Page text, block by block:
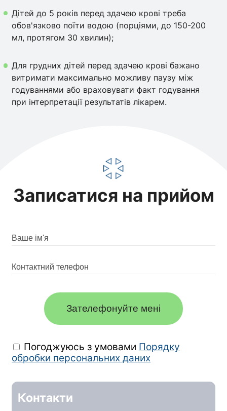
Дітей до 5 років перед здачею крові треба
обов'язково поїти водою (порціями, до 150-200
мл, протягом 30 хвилин);
Для грудних дітей перед здачею крові бажано
витримати максимально можливу паузу між
годуваннями або враховувати факт годування
при інтерпретації результатів лікарем.
Записатися на прийом
Зателефонуйте мені
Погоджуюсь з умовами Порядку
обробки персональних даних
Контакти